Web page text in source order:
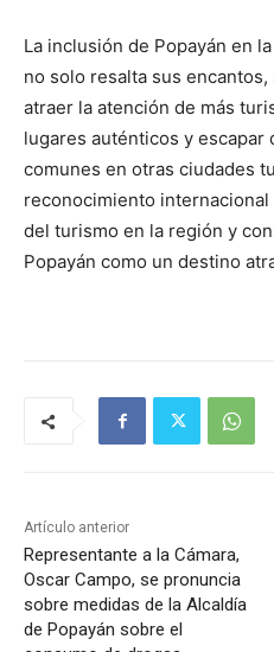
La inclusión de Popayán en
no solo resalta sus
atraer la atención de más
lugares auténticos y escapar
comunes en otras ciudades
reconocimiento
del turismo en la región y
Popayán como un destino
Artículo anterior
Representante a la Cámara,
Oscar Campo, se pronuncia
sobre medidas de la Alcaldía
de Popayán sobre el